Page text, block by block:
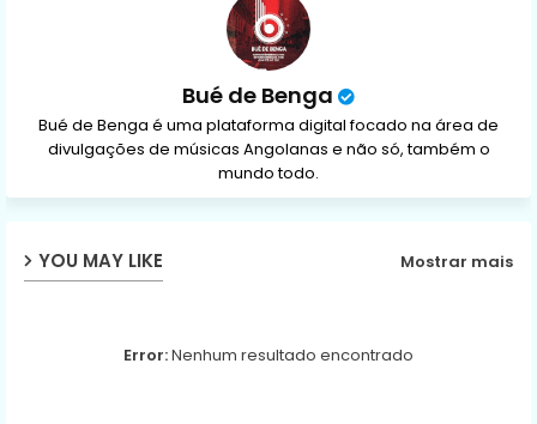
Bué de Benga
Bué de Benga é uma plataforma digital focado na área de
divulgações de músicas Angolanas e não só, também o
mundo todo.
YOU MAY LIKE Mostrar mais
Error:Nenhum resultado encontrado